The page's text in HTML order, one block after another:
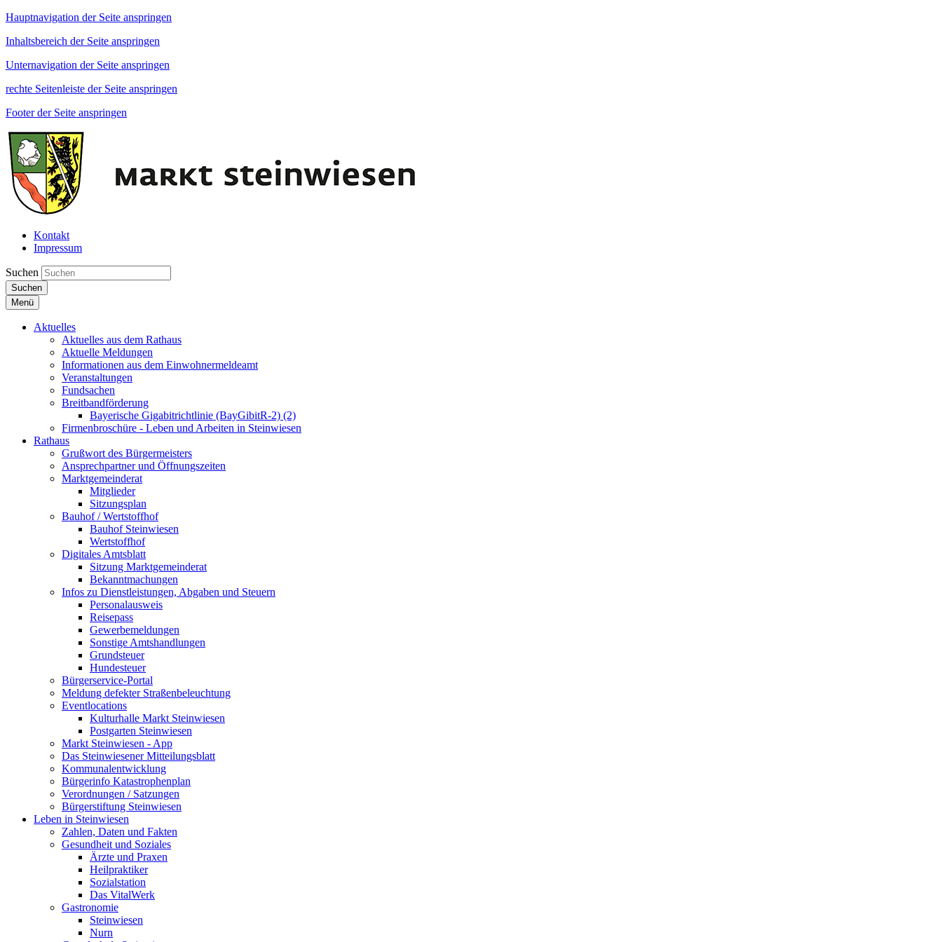
Hauptnavigation der Seite anspringen
Inhaltsbereich der Seite anspringen
Unternavigation der Seite anspringen
rechte Seitenleiste der Seite anspringen
Footer der Seite anspringen
Kontakt
Impressum
Suchen
Suchen
Menü
Aktuelles
Aktuelles aus dem Rathaus
Aktuelle Meldungen
Informationen aus dem Einwohnermeldeamt
Veranstaltungen
Fundsachen
Breitbandförderung
Bayerische Gigabitrichtlinie (BayGibitR-2) (2)
Firmenbroschüre - Leben und Arbeiten in Steinwiesen
Rathaus
Grußwort des Bürgermeisters
Ansprechpartner und Öffnungszeiten
Marktgemeinderat
Mitglieder
Sitzungsplan
Bauhof / Wertstoffhof
Bauhof Steinwiesen
Wertstoffhof
Digitales Amtsblatt
Sitzung Marktgemeinderat
Bekanntmachungen
Infos zu Dienstleistungen, Abgaben und Steuern
Personalausweis
Reisepass
Gewerbemeldungen
Sonstige Amtshandlungen
Grundsteuer
Hundesteuer
Bürgerservice-Portal
Meldung defekter Straßenbeleuchtung
Eventlocations
Kulturhalle Markt Steinwiesen
Postgarten Steinwiesen
Markt Steinwiesen - App
Das Steinwiesener Mitteilungsblatt
Kommunalentwicklung
Bürgerinfo Katastrophenplan
Verordnungen / Satzungen
Bürgerstiftung Steinwiesen
Leben in Steinwiesen
Zahlen, Daten und Fakten
Gesundheit und Soziales
Ärzte und Praxen
Heilpraktiker
Sozialstation
Das VitalWerk
Gastronomie
Steinwiesen
Nurn